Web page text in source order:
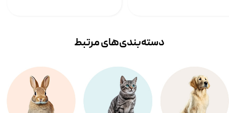
دسته‌بندی‌‌های مرتبط